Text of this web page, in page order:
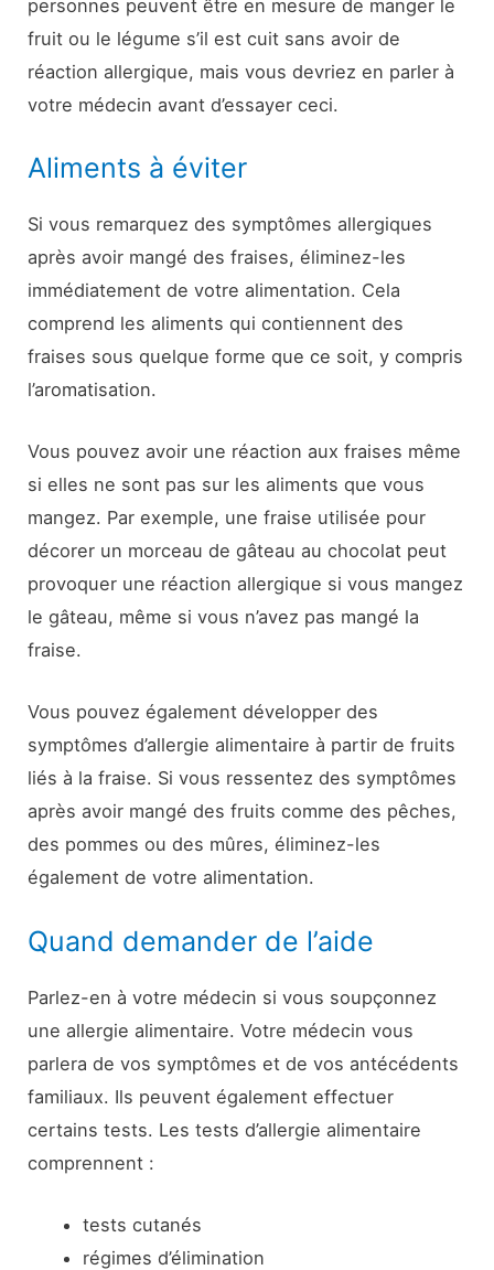
personnes peuvent être en mesure de manger le
fruit ou le légume s’il est cuit sans avoir de
réaction allergique, mais vous devriez en parler à
votre médecin avant d’essayer ceci.
Aliments à éviter
Si vous remarquez des symptômes allergiques
après avoir mangé des fraises, éliminez-les
immédiatement de votre alimentation. Cela
comprend les aliments qui contiennent des
fraises sous quelque forme que ce soit, y compris
l’aromatisation.
Vous pouvez avoir une réaction aux fraises même
si elles ne sont pas sur les aliments que vous
mangez. Par exemple, une fraise utilisée pour
décorer un morceau de gâteau au chocolat peut
provoquer une réaction allergique si vous mangez
le gâteau, même si vous n’avez pas mangé la
fraise.
Vous pouvez également développer des
symptômes d’allergie alimentaire à partir de fruits
liés à la fraise. Si vous ressentez des symptômes
après avoir mangé des fruits comme des pêches,
des pommes ou des mûres, éliminez-les
également de votre alimentation.
Quand demander de l’aide
Parlez-en à votre médecin si vous soupçonnez
une allergie alimentaire. Votre médecin vous
parlera de vos symptômes et de vos antécédents
familiaux. Ils peuvent également effectuer
certains tests. Les tests d’allergie alimentaire
comprennent :
tests cutanés
régimes d’élimination